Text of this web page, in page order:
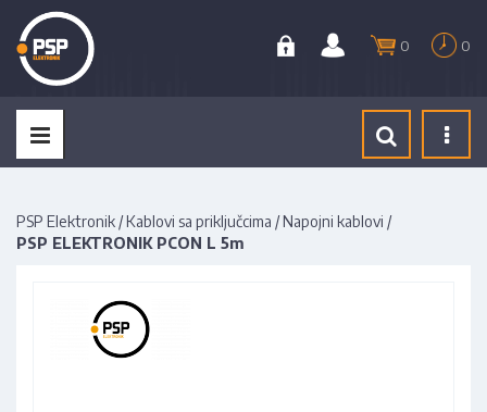
0 0
PSP Elektronik /Kablovi sa priključcima /Napojni kablovi /
PSP ELEKTRONIK PCON L 5m